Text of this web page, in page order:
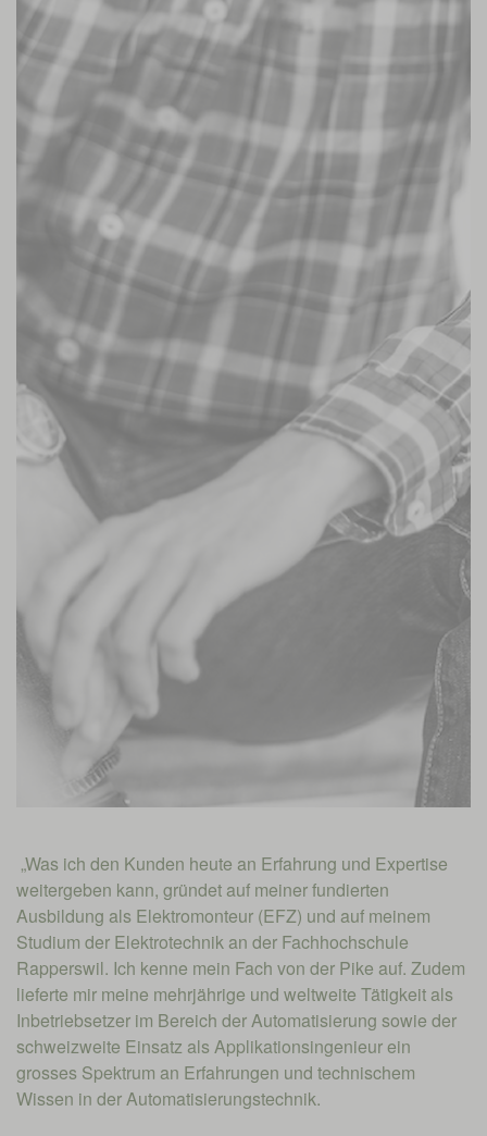
„Was ich den Kunden heute an Erfahrung und Expertise
weitergeben kann, gründet auf meiner fundierten
Ausbildung als Elektromonteur (EFZ) und auf meinem
Studium der Elektrotechnik an der Fachhochschule
Rapperswil. Ich kenne mein Fach von der Pike auf. Zudem
lieferte mir meine mehrjährige und weltweite Tätigkeit als
Inbetriebsetzer im Bereich der Automatisierung sowie der
schweizweite Einsatz als Applikationsingenieur ein
grosses Spektrum an Erfahrungen und technischem
Wissen in der Automatisierungstechnik.